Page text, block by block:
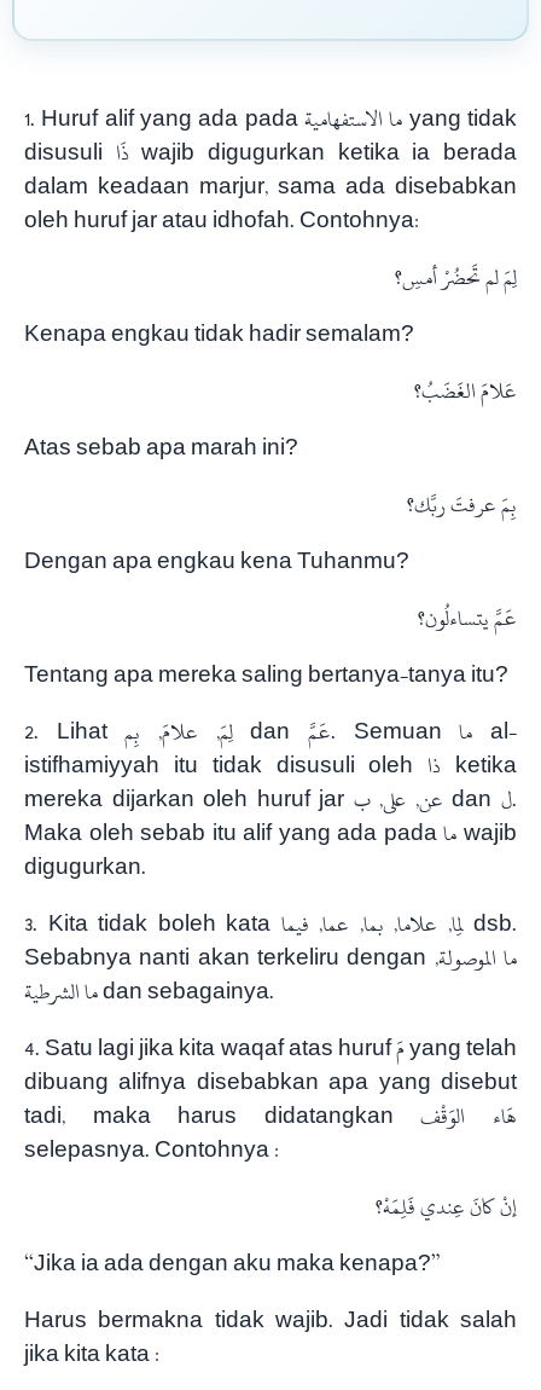
1. Huruf alif yang ada pada ما الاستفهامية yang tidak
disusuli ذَا wajib digugurkan ketika ia berada
dalam keadaan marjur, sama ada disebabkan
oleh huruf jar atau idhofah. Contohnya:
لِمَ لم تَحضُرْ أمسِ؟
Kenapa engkau tidak hadir semalam?
عَلامَ الغَضَبُ؟
Atas sebab apa marah ini?
بِمَ عرفتَ ربَّك؟
Dengan apa engkau kena Tuhanmu?
عَمَّ يتساءلُون؟
Tentang apa mereka saling bertanya-tanya itu?
2. Lihat لِمَ, علامَ, بِم dan عَمَّ. Semuan ما al-
istifhamiyyah itu tidak disusuli oleh ذا ketika
mereka dijarkan oleh huruf jar عن, على, ب dan ل.
Maka oleh sebab itu alif yang ada pada ما wajib
digugurkan.
3. Kita tidak boleh kata لِما, علاما, بما, عما, فيما dsb.
Sebabnya nanti akan terkeliru dengan ما الموصولة,
ما الشرطية dan sebagainya.
4. Satu lagi jika kita waqaf atas huruf مَ yang telah
dibuang alifnya disebabkan apa yang disebut
tadi, maka harus didatangkan هَاء الوَقْف
selepasnya. Contohnya :
إنْ كانَ عِندي فَلِمَهْ؟
“Jika ia ada dengan aku maka kenapa?”
Harus bermakna tidak wajib. Jadi tidak salah
jika kita kata :